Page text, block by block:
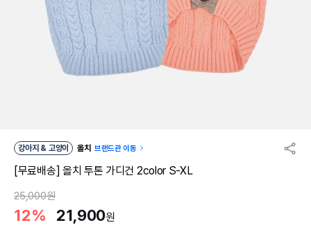
강아지 & 고양이 올치 브랜드관 이동
[무료배송] 올치 투톤 가디건 2color S-XL
25,000원
12% 21,900원